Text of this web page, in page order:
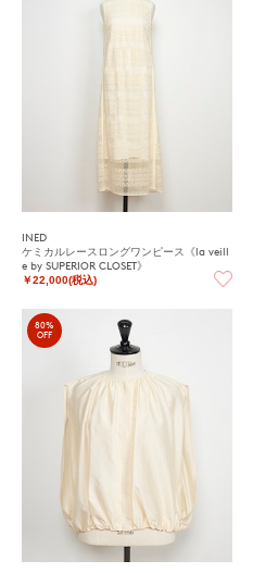
INED
ケミカルレースロングワンピース《la veill
e by SUPERIOR CLOSET》
￥22,000(税込)
80%
OFF